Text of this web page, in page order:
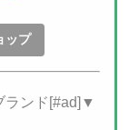
ップ
ランド[#ad]▼